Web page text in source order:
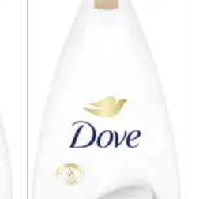
en duschkräm kan du
från Dove när du klivit ur
Fresh Care:
Dove Fresh Care duschtvål
in den återfuktande
skölj av för att få en mjuk och